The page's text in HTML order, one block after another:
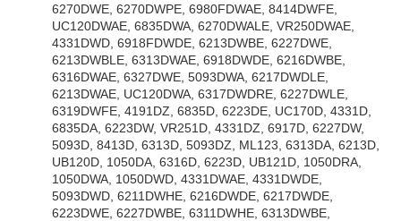
6270DWE, 6270DWPE, 6980FDWAE, 8414DWFE,
UC120DWAE, 6835DWA, 6270DWALE, VR250DWAE,
4331DWD, 6918FDWDE, 6213DWBE, 6227DWE,
6213DWBLE, 6313DWAE, 6918DWDE, 6216DWBE,
6316DWAE, 6327DWE, 5093DWA, 6217DWDLE,
6213DWAE, UC120DWA, 6317DWDRE, 6227DWLE,
6319DWFE, 4191DZ, 6835D, 6223DE, UC170D, 4331D,
6835DA, 6223DW, VR251D, 4331DZ, 6917D, 6227DW,
5093D, 8413D, 6313D, 5093DZ, ML123, 6313DA, 6213D,
UB120D, 1050DA, 6316D, 6223D, UB121D, 1050DRA,
1050DWA, 1050DWD, 4331DWAE, 4331DWDE,
5093DWD, 6211DWHE, 6216DWDE, 6217DWDE,
6223DWE, 6227DWBE, 6311DWHE, 6313DWBE,